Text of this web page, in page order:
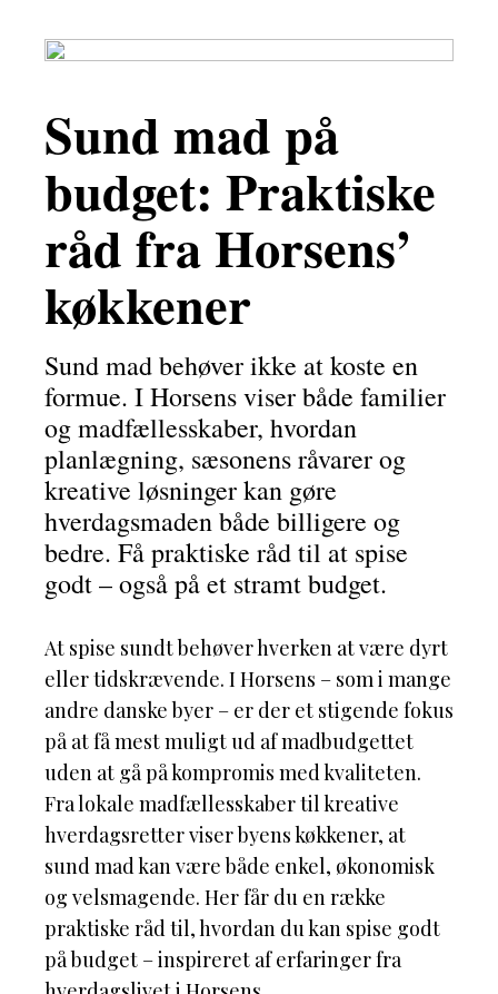
Sund mad på
budget: Praktiske
råd fra Horsens’
køkkener
Sund mad behøver ikke at koste en
formue. I Horsens viser både familier
og madfællesskaber, hvordan
planlægning, sæsonens råvarer og
kreative løsninger kan gøre
hverdagsmaden både billigere og
bedre. Få praktiske råd til at spise
godt – også på et stramt budget.
At spise sundt behøver hverken at være dyrt
eller tidskrævende. I Horsens – som i mange
andre danske byer – er der et stigende fokus
på at få mest muligt ud af madbudgettet
uden at gå på kompromis med kvaliteten.
Fra lokale madfællesskaber til kreative
hverdagsretter viser byens køkkener, at
sund mad kan være både enkel, økonomisk
og velsmagende. Her får du en række
praktiske råd til, hvordan du kan spise godt
på budget – inspireret af erfaringer fra